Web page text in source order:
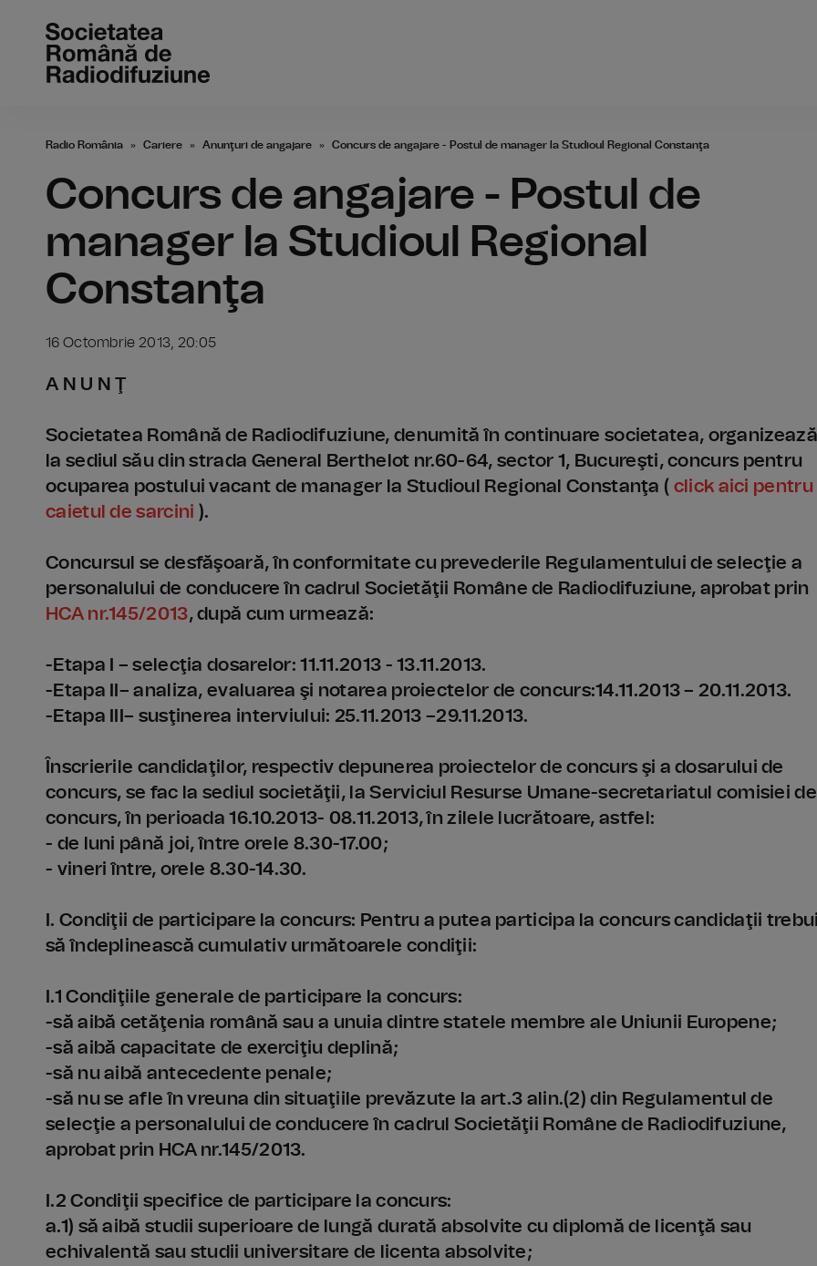
Radio România Cariere Anunţuri de angajare Concurs de angajare - Postul de manager la Studioul Regional Constanţa
Concurs de angajare - Postul de
manager la Studioul Regional
Constanţa
16 Octombrie 2013, 20:05
A N U N Ţ
Societatea Română de Radiodifuziune, denumită în continuare societatea, organizează
la sediul său din strada General Berthelot nr.60-64, sector 1, Bucureşti, concurs pentru
ocuparea postului vacant de manager la Studioul Regional Constanţa ( click aici pentru
caietul de sarcini ).
Concursul se desfăşoară, în conformitate cu prevederile Regulamentului de selecţie a
personalului de conducere în cadrul Societăţii Române de Radiodifuziune, aprobat prin
HCA nr.145/2013, după cum urmează:
-Etapa I – selecţia dosarelor: 11.11.2013 - 13.11.2013.
-Etapa II– analiza, evaluarea şi notarea proiectelor de concurs:14.11.2013 – 20.11.2013.
-Etapa III– susţinerea interviului: 25.11.2013 –29.11.2013.
Înscrierile candidaţilor, respectiv depunerea proiectelor de concurs şi a dosarului de
concurs, se fac la sediul societăţii, la Serviciul Resurse Umane-secretariatul comisiei de
concurs, în perioada 16.10.2013- 08.11.2013, în zilele lucrătoare, astfel:
- de luni până joi, între orele 8.30-17.00;
- vineri între, orele 8.30-14.30.
I. Condiţii de participare la concurs: Pentru a putea participa la concurs candidaţii
să îndeplinească cumulativ următoarele condiţii:
I.1 Condiţiile generale de participare la concurs:
-să aibă cetăţenia română sau a unuia dintre statele membre ale Uniunii Europene;
-să aibă capacitate de exerciţiu deplină;
-să nu aibă antecedente penale;
-să nu se afle în vreuna din situaţiile prevăzute la art.3 alin.(2) din Regulamentul de
selecţie a personalului de conducere în cadrul Societăţii Române de Radiodifuziune,
aprobat prin HCA nr.145/2013.
I.2 Condiţii specifice de participare la concurs:
a.1) să aibă studii superioare de lungă durată absolvite cu diplomă de licenţă sau
echivalentă sau studii universitare de licenta absolvite;